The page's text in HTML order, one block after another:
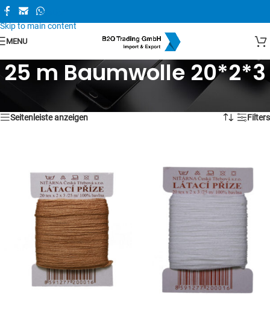
Skip to navigation
Skip to main content
MENU
25 m Baumwolle 20*2*3
1–16 von 44 Ergebnissen werden angezeigt
Seitenleiste anzeigen Filters